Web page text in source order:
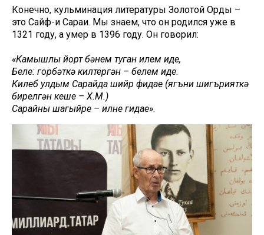
Конечно, кульминация литературы Золотой Орды –
это Сайф-и Сараи. Мы знаем, что он родился уже в
1321 году, а умер в 1396 году. Он говорил:
«Камышлы йорт бәнем туган илем иде,
Белең: горбәткә килтергән – белем иде.
Килеб улдым Сарайда шийр фидае (ягъни шигърияткә
бирелгән кеше – Х.М.)
Сарайның шагыйре – илнең гидае».